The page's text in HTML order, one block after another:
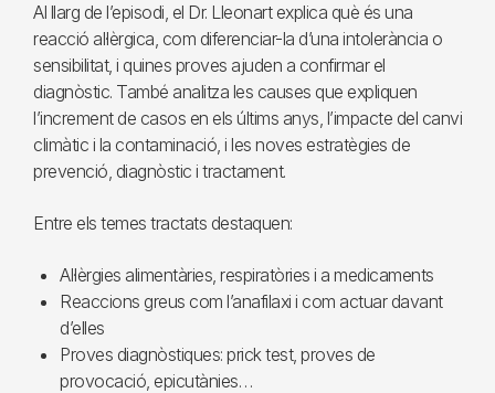
Al llarg de l’episodi, el Dr. Lleonart explica què és una
reacció al·lèrgica, com diferenciar-la d’una intolerància o
sensibilitat, i quines proves ajuden a confirmar el
diagnòstic. També analitza les causes que expliquen
l’increment de casos en els últims anys, l’impacte del canvi
climàtic i la contaminació, i les noves estratègies de
prevenció, diagnòstic i tractament.
Entre els temes tractats destaquen:
Al·lèrgies alimentàries, respiratòries i a medicaments
Reaccions greus com l’anafilaxi i com actuar davant
d’elles
Proves diagnòstiques: prick test, proves de
provocació, epicutànies…